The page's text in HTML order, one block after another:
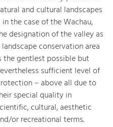
and cultural landscapes
in the case of the Wachau,
designation of the valley as
landscape conservation area
the gentlest possible but
sufficient level of
– above all due to
special quality in
cultural, aesthetic
or recreational terms.